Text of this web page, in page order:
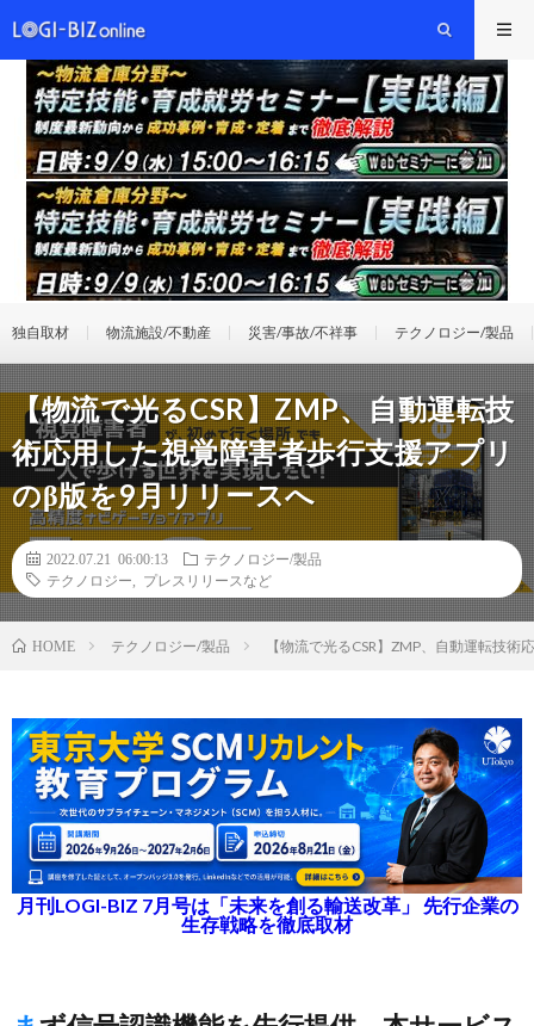
独自取材 物流施設/不動産 災害/事故/不祥事 テクノロジー/製品
【物流で光るCSR】ZMP、自動運転技
術応用した視覚障害者歩行支援アプリ
のβ版を9月リリースへ
2022.07.21 06:00:13
テクノロジー/製品
テクノロジー
プレスリリースなど
HOME テクノロジー/製品 【物流で光るCSR】ZMP、自動運転技
月刊LOGI-BIZ 7月号は「未来を創る輸送改革」 先行企業の
生存戦略を徹底取材